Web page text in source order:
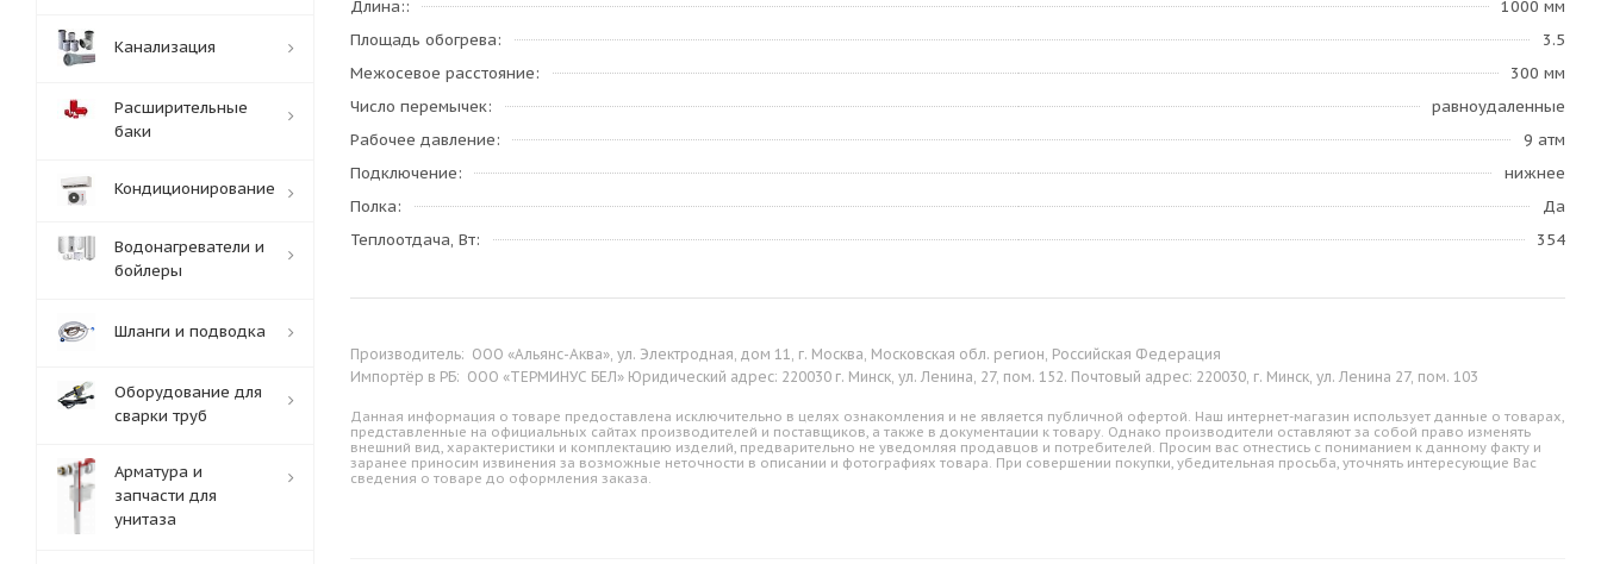
Длина:
1000 мм
Площадь обогрева
3.5
Межосевое расстояние
300 мм
Число перемычек
равноудаленные
Рабочее давление
9 атм
Подключение
нижнее
Полка
Да
Теплоотдача, Вт
354
Производитель: ООО «Альянс-Аква», ул. Электродная, дом 11, г. Москва, Московская обл. регион, Российская Федерация
Импортёр в РБ: ООО «ТЕРМИНУС БЕЛ» Юридический адрес: 220030 г. Минск, ул. Ленина, 27, пом. 152. Почтовый адрес: 220030, г. Минск, ул. Ленина 27, пом. 103
Данная информация о товаре предоставлена исключительно в целях ознакомления и не является публичной офертой. Наш интернет-магазин использует данные о товарах,
представленные на официальных сайтах производителей и поставщиков, а также в документации к товару. Однако производители оставляют за собой право изменять
внешний вид, характеристики и комплектацию изделий, предварительно не уведомляя продавцов и потребителей. Просим вас отнестись с пониманием к данному факту и
заранее приносим извинения за возможные неточности в описании и фотографиях товара. При совершении покупки, убедительная просьба, уточнять интересующие Вас
сведения о товаре до оформления заказа.
Канализация
Расширительные
баки
Кондиционирование
Водонагреватели и
бойлеры
Шланги и подводка
Оборудование для
сварки труб
Арматура и
запчасти для
унитаза